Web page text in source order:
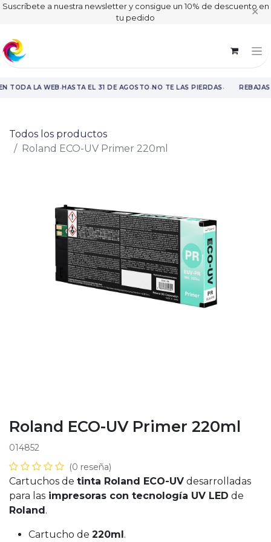
Suscríbete a nuestra newsletter y consigue un 10% de descuento en
tu pedido
✕
TODA LA WEB·HASTA EL 31 DE AGOSTO·NO TE LAS PIERDAS·
Todos los productos
Roland ECO-UV Primer 220ml
Roland ECO-UV Primer 220ml
014852
(0 reseña)
Cartuchos de tinta Roland ECO-UV desarrolladas
para las impresoras con tecnología UV LED de
Roland.
Cartucho de 220ml.